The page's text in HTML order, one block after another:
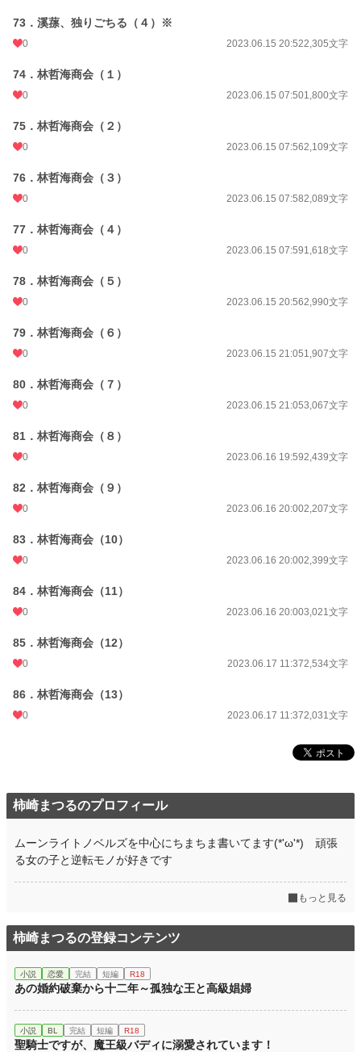
73．溪蓀、独りごちる（４）※
0 2023.06.15 20:522,305文字
74．林哲海商会（１）
0 2023.06.15 07:501,800文字
75．林哲海商会（２）
0 2023.06.15 07:562,109文字
76．林哲海商会（３）
0 2023.06.15 07:582,089文字
77．林哲海商会（４）
0 2023.06.15 07:591,618文字
78．林哲海商会（５）
0 2023.06.15 20:562,990文字
79．林哲海商会（６）
0 2023.06.15 21:051,907文字
80．林哲海商会（７）
0 2023.06.15 21:053,067文字
81．林哲海商会（８）
0 2023.06.16 19:592,439文字
82．林哲海商会（９）
0 2023.06.16 20:002,207文字
83．林哲海商会（10）
0 2023.06.16 20:002,399文字
84．林哲海商会（11）
0 2023.06.16 20:003,021文字
85．林哲海商会（12）
0 2023.06.17 11:372,534文字
86．林哲海商会（13）
0 2023.06.17 11:372,031文字
柿崎まつるのプロフィール
ムーンライトノベルズを中心にちまちま書いてます(*'ω'*) 頑張
る女の子と逆転モノが好きです
もっと見る
柿崎まつるの登録コンテンツ
小説 恋愛 完結 短編 R18
あの婚約破棄から十二年～孤独な王と高級娼婦
小説 BL 完結 短編 R18
聖騎士ですが、魔王級バディに溺愛されています！